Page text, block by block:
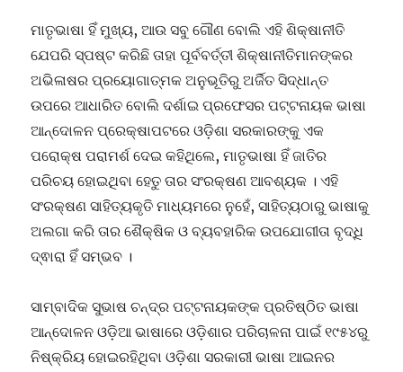
ମାତୃଭାଷା ହିଁ ମୁଖ୍ୟ, ଆଉ ସବୁ ଗୌଣ ବୋଲି ଏହି ଶିକ୍ଷାନୀତି
ଯେପରି ସ୍ପଷ୍ଟ କରିଛି ତାହା ପୂର୍ବବର୍ତ୍ତୀ ଶିକ୍ଷାନୀତିମାନଙ୍କର
ଅଭିଳାଷର ପ୍ରୟୋଗାତ୍ମକ ଅନୁଭୂତିରୁ ଅର୍ଜିତ ସିଦ୍ଧାନ୍ତ
ଉପରେ ଆଧାରିତ ବୋଲି ଦର୍ଶାଇ ପ୍ରଫେସର ପଟ୍ଟନାୟକ ଭାଷା
ଆନ୍ଦୋଳନ ପ୍ରେକ୍ଷାପଟରେ ଓଡ଼ିଶା ସରକାରଙ୍କୁ ଏକ
ପରୋକ୍ଷ ପରାମର୍ଶ ଦେଇ କହିଥିଲେ, ମାତୃଭାଷା ହିଁ ଜାତିର
ପରିଚୟ ହୋଇଥିବା ହେତୁ ତାର ସଂରକ୍ଷଣ ଆବଶ୍ୟକ । ଏହି
ସଂରକ୍ଷଣ ସାହିତ୍ୟକୃତି ମାଧ୍ୟମରେ ନୁହେଁ, ସାହିତ୍ୟଠାରୁ ଭାଷାକୁ
ଅଲଗା କରି ତାର ଶୈକ୍ଷିକ ଓ ବ୍ୟବହାରିକ ଉପଯୋଗୀତା ବୃଦ୍ଧି
ଦ୍ଵାରା ହିଁ ସମ୍ଭବ ।
ସାମ୍ବାଦିକ ସୁଭାଷ ଚନ୍ଦ୍ର ପଟ୍ଟନାୟକଙ୍କ ପ୍ରତିଷ୍ଠିତ ଭାଷା
ଆନ୍ଦୋଳନ ଓଡ଼ିଆ ଭାଷାରେ ଓଡ଼ିଶାର ପରିଚାଳନା ପାଇଁ ୧୯୫୪ରୁ
ନିଷ୍କ୍ରିୟ ହୋଇରହିଥିବା ଓଡ଼ିଶା ସରକାରୀ ଭାଷା ଆଇନର